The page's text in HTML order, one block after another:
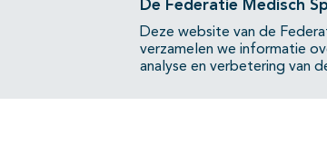
De Federatie Medisch
Deze website van de
verzamelen we informatie
analyse en verbetering van